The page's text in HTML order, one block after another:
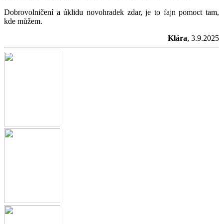
Dobrovolničení a úklidu novohradek zdar, je to fajn pomoct tam,
kde můžem.
Klára, 3.9.2025